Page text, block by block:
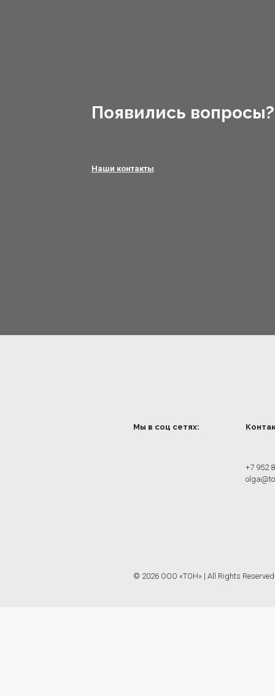
Появились вопросы?
Наши контакты
Мы в соц сетях:
+7 952
© 2026 ООО «ТОН» | All Rights